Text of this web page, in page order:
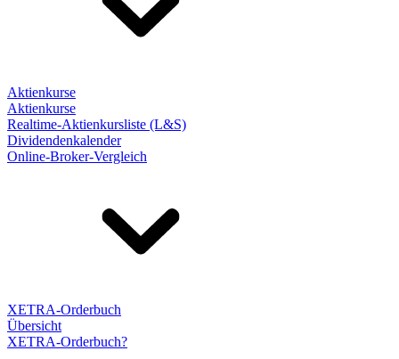
Aktienkurse
Aktienkurse
Realtime-Aktienkursliste (L&S)
Dividendenkalender
Online-Broker-Vergleich
XETRA-Orderbuch
Übersicht
XETRA-Orderbuch?